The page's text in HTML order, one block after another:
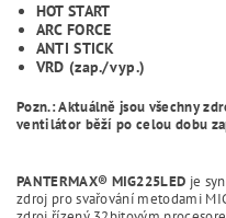
HOT START
ARC FORCE
ANTI STICK
VRD (zap./vyp.)
Pozn.: Aktuálně jsou všechny
ventilátor běží po celou dobu
PANTERMAX® MIG225LED je
zdroj pro svařování metodami